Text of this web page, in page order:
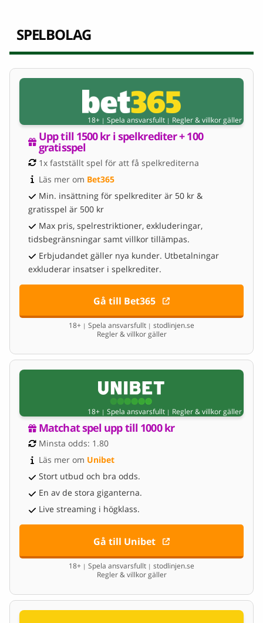
SPELBOLAG
18+ | Spela ansvarsfullt | Regler & villkor gäller
Upp till 1500 kr i spelkrediter + 100
gratisspel
1x fastställt spel för att få spelkrediterna
Läs mer om Bet365
Min. insättning för spelkrediter är 50 kr &
gratisspel är 500 kr
Max pris, spelrestriktioner, exkluderingar,
tidsbegränsningar samt villkor tillämpas.
Erbjudandet gäller nya kunder. Utbetalningar
exkluderar insatser i spelkrediter.
Gå till Bet365
18+ | Spela ansvarsfullt | stodlinjen.se
Regler & villkor gäller
18+ | Spela ansvarsfullt | Regler & villkor gäller
Matchat spel upp till 1000 kr
Minsta odds: 1.80
Läs mer om Unibet
Stort utbud och bra odds.
En av de stora giganterna.
Live streaming i högklass.
Gå till Unibet
18+ | Spela ansvarsfullt | stodlinjen.se
Regler & villkor gäller